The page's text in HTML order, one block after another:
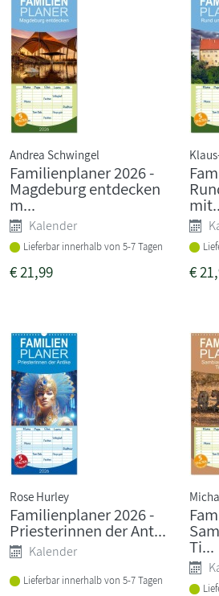
Andrea Schwingel
Familienplaner 2026 -
Magdeburg entdecken
m...
Kalender
Lieferbar innerhalb von 5-7 Tagen
€21,99 €
Rose Hurley
Familienplaner 2026 -
Priesterinnen der Ant...
Kalender
Lieferbar innerhalb von 5-7 Tagen
Ti...